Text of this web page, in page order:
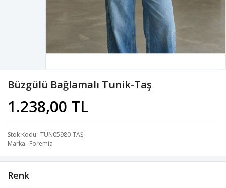
Büzgülü Bağlamalı Tunik-Taş
1.238,00 TL
Stok Kodu TUN05980-TAŞ
Marka Foremia
Renk